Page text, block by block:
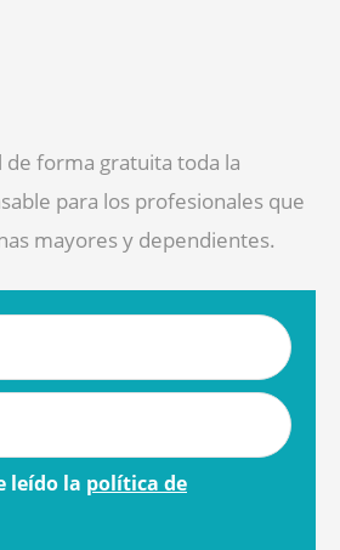
de forma gratuita toda la
para los profesionales que
mayores y dependientes.
leído la política de